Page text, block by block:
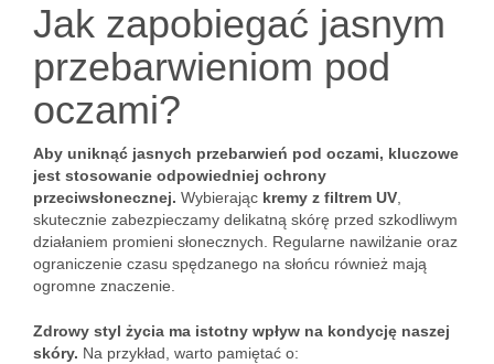
Jak zapobiegać jasnym
przebarwieniom pod
oczami?
Aby uniknąć jasnych przebarwień pod oczami, kluczowe
jest stosowanie odpowiedniej ochrony
przeciwsłonecznej. Wybierając kremy z filtrem UV
skutecznie zabezpieczamy delikatną skórę przed szkodliwym
działaniem promieni słonecznych. Regularne nawilżanie oraz
ograniczenie czasu spędzanego na słońcu również mają
ogromne znaczenie.
Zdrowy styl życia ma istotny wpływ na kondycję naszej
skóry. Na przykład, warto pamiętać o: